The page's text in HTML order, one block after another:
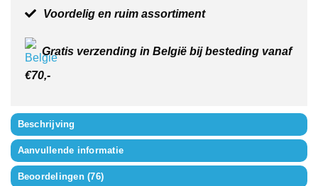
Voordelig en ruim assortiment
Gratis verzending in België bij besteding vanaf
€70,-
Beschrijving
Aanvullende informatie
Beoordelingen (76)